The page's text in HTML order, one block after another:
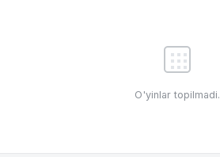
O'yinlar topilmadi.